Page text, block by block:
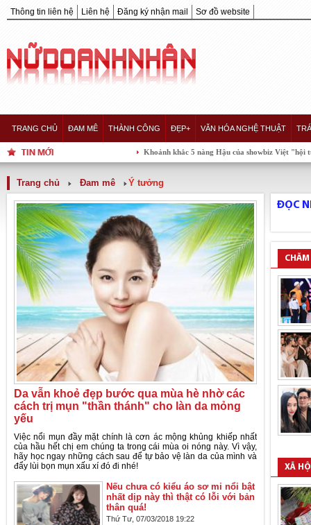
Thông tin liên hệ Liên hệ Đăng ký nhận mail Sơ đồ website
TRANG CHỦ ĐAM MÊ THÀNH CÔNG ĐẸP+ VĂN HÓA NGHỆ THUẬT
Khoảnh khắc 5 nàng Hậu của showbiz Việt "hội tụ" trong
Trang chủ Đam mê Ý tưởng
Da vẫn khoẻ đẹp bước qua mùa hè nhờ các
cách trị mụn "thần thánh" cho làn da mỏng
yếu
Việc nổi mụn đầy mặt chính là cơn ác mộng khủng khiếp nhất
của hầu hết chị em chúng ta trong cái mùa oi nóng này. Vì vậy,
hãy học ngay những cách sau để tự bảo vệ làn da của mình và
đẩy lùi bọn mụn xấu xí đó đi nhé!
Nếu chưa có kiểu áo sơ mi nổi bật
nhất dịp này thì thật có lỗi với bản
thân quá!
Thứ Tư, 07/03/2018 19:22
ĐỌC
XÃ